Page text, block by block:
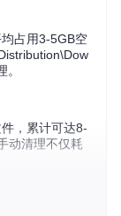
占用3-5GB空
，累计可达8-
动清理不仅耗